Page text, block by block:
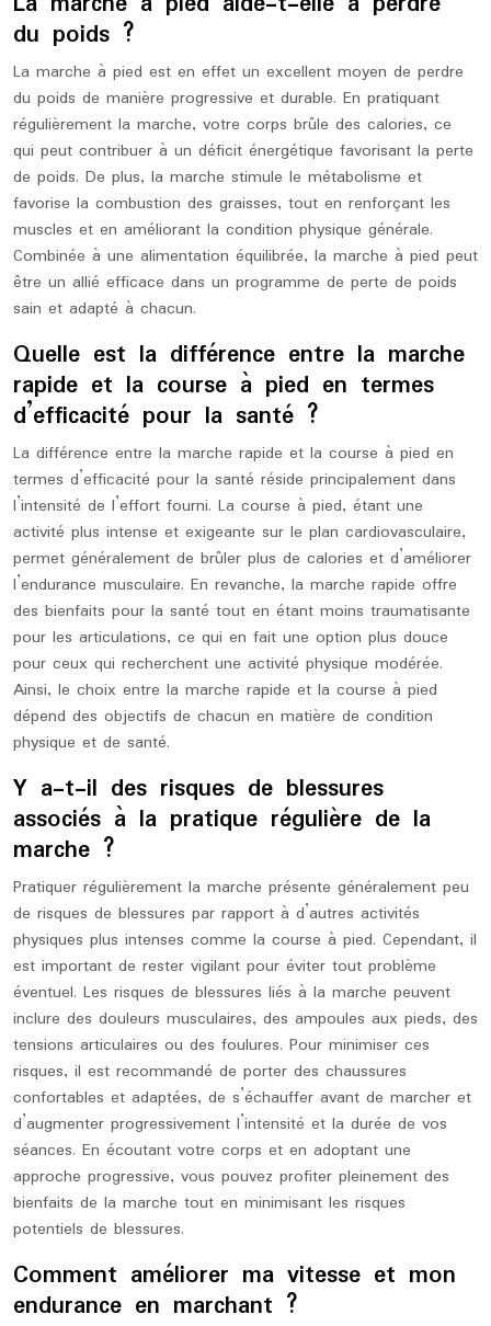
du poids ?
La marche à pied est en effet un excellent moyen de perdre
du poids de manière progressive et durable. En pratiquant
régulièrement la marche, votre corps brûle des calories, ce
qui peut contribuer à un déficit énergétique favorisant la perte
de poids. De plus, la marche stimule le métabolisme et
favorise la combustion des graisses, tout en renforçant les
muscles et en améliorant la condition physique générale.
Combinée à une alimentation équilibrée, la marche à pied peut
être un allié efficace dans un programme de perte de poids
sain et adapté à chacun.
Quelle est la différence entre la marche
rapide et la course à pied en termes
d’efficacité pour la santé ?
La différence entre la marche rapide et la course à pied en
termes d’efficacité pour la santé réside principalement dans
l’intensité de l’effort fourni. La course à pied, étant une
activité plus intense et exigeante sur le plan cardiovasculaire,
permet généralement de brûler plus de calories et d’améliorer
l’endurance musculaire. En revanche, la marche rapide offre
des bienfaits pour la santé tout en étant moins traumatisante
pour les articulations, ce qui en fait une option plus douce
pour ceux qui recherchent une activité physique modérée.
Ainsi, le choix entre la marche rapide et la course à pied
dépend des objectifs de chacun en matière de condition
physique et de santé.
Y a-t-il des risques de blessures
associés à la pratique régulière de la
marche ?
Pratiquer régulièrement la marche présente généralement peu
de risques de blessures par rapport à d’autres activités
physiques plus intenses comme la course à pied. Cependant, il
est important de rester vigilant pour éviter tout problème
éventuel. Les risques de blessures liés à la marche peuvent
inclure des douleurs musculaires, des ampoules aux pieds, des
tensions articulaires ou des foulures. Pour minimiser ces
risques, il est recommandé de porter des chaussures
confortables et adaptées, de s’échauffer avant de marcher et
d’augmenter progressivement l’intensité et la durée de vos
séances. En écoutant votre corps et en adoptant une
approche progressive, vous pouvez profiter pleinement des
bienfaits de la marche tout en minimisant les risques
potentiels de blessures.
Comment améliorer ma vitesse et mon
endurance en marchant ?